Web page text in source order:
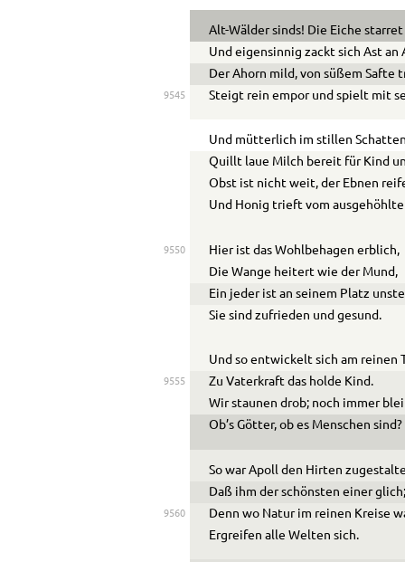
Alt-Wälder sinds! Die Eiche
Und eigensinnig zackt sich Ast an
Der Ahorn mild, von süßem Safte
9545 Steigt rein empor und spielt mit
Und mütterlich im stillen
Quillt laue Milch bereit für Kind
Obst ist nicht weit, der Ebnen
Und Honig trieft vom
9550
Hier ist das Wohlbehagen erblich,
Die Wange heitert wie der Mund,
Ein jeder ist an seinem Platz
Sie sind zufrieden und gesund.
Und so entwickelt sich am reinen
9555
Zu Vaterkraft das holde Kind.
Wir staunen drob; noch immer
Ob’s Götter, ob es Menschen sind?
So war Apoll den Hirten
Daß ihm der schönsten einer
9560
Denn wo Natur im reinen Kreise
Ergreifen alle Welten sich.